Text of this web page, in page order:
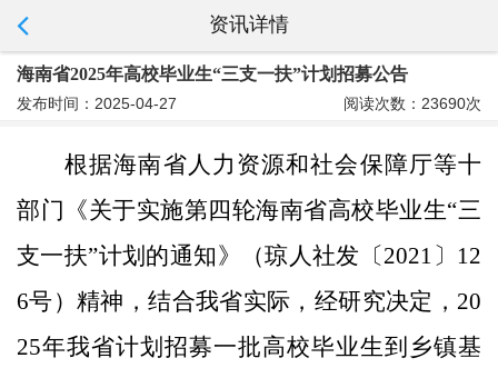
资讯详情
海南省2025年高校毕业生“三支一扶”计划招募公告
发布时间：2025-04-27 阅读次数：23690次
根据海南省人力资源和社会保障厅等十
部门《关于实施第四轮海南省高校毕业生“三
支一扶”计划的通知》（琼人社发〔2021〕12
6号）精神，结合我省实际，经研究决定，20
25年我省计划招募一批高校毕业生到乡镇基